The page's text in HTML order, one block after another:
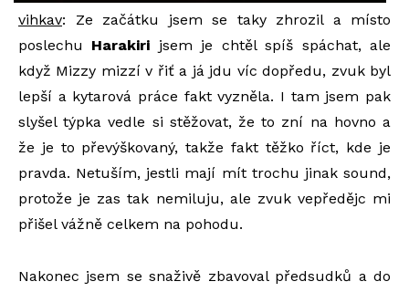
vihkav: Ze začátku jsem se taky zhrozil a místo
poslechu Harakiri jsem je chtěl spíš spáchat, ale
když Mizzy mizzí v řiť a já jdu víc dopředu, zvuk byl
lepší a kytarová práce fakt vyzněla. I tam jsem pak
slyšel týpka vedle si stěžovat, že to zní na hovno a
že je to převýškovaný, takže fakt těžko říct, kde je
pravda. Netuším, jestli mají mít trochu jinak sound,
protože je zas tak nemiluju, ale zvuk vepředějc mi
přišel vážně celkem na pohodu.
Nakonec jsem se snaživě zbavoval předsudků a do